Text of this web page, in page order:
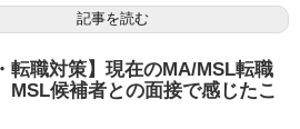
記事を読む
転職対策】現在のMA/MSL転職
MSL候補者との面接で感じたこ